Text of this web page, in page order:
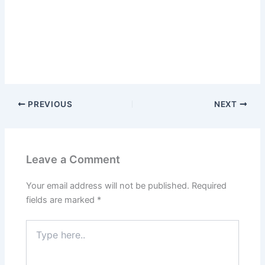
PREVIOUS NEXT
Leave a Comment
Your email address will not be published. Required
fields are marked *
here..